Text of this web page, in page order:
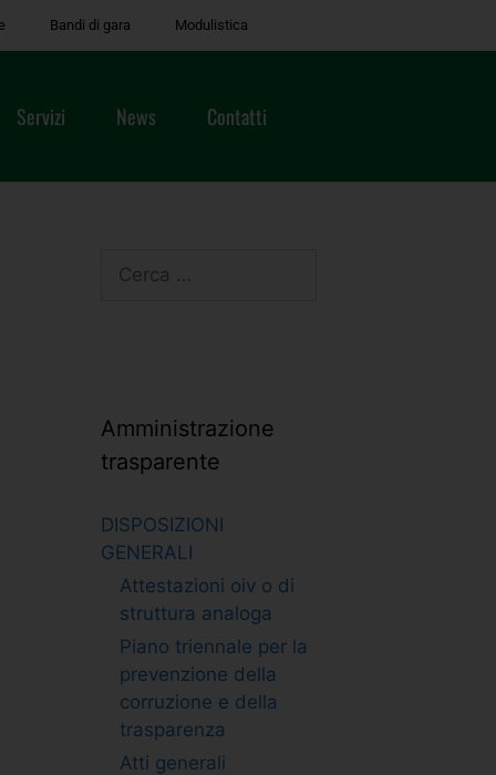
Bandi di gara Modulistica
Servizi News Contatti
Amministrazione
trasparente
DISPOSIZIONI
GENERALI
Attestazioni oiv o di
struttura analoga
Piano triennale per la
prevenzione della
corruzione e della
trasparenza
Atti generali